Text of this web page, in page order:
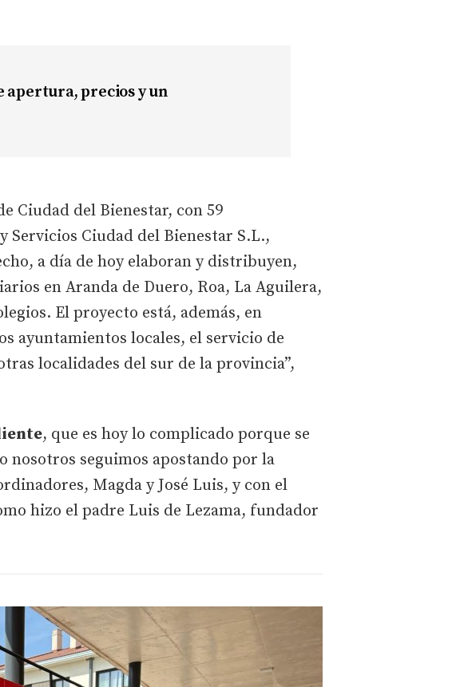
apertura, precios y un
Ciudad del Bienestar, con 59
Servicios Ciudad del Bienestar S.L.,
a día de hoy elaboran y distribuyen,
en Aranda de Duero, Roa, La Aguilera,
El proyecto está, además, en
ayuntamientos locales, el servicio de
localidades del sur de la provincia”,
, que es hoy lo complicado porque se
nosotros seguimos apostando por la
Magda y José Luis, y con el
hizo el padre Luis de Lezama, fundador